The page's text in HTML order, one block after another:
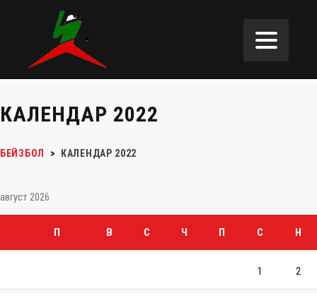
КАЛЕНДАР 2022
БЕЙЗБОЛ > КАЛЕНДАР 2022
август 2026
П В С Ч П С Н
1 2